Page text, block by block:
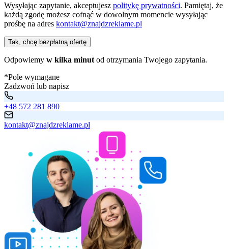
Wysyłając zapytanie, akceptujesz politykę prywatności. Pamiętaj, że
każdą zgodę możesz cofnąć w dowolnym momencie wysyłając
prośbę na adres kontakt@znajdzreklame.pl
Tak, chcę bezpłatną ofertę
Odpowiemy w kilka minut od otrzymania Twojego zapytania.
*Pole wymagane
Zadzwoń lub napisz
+48 572 281 890
kontakt@znajdzreklame.pl